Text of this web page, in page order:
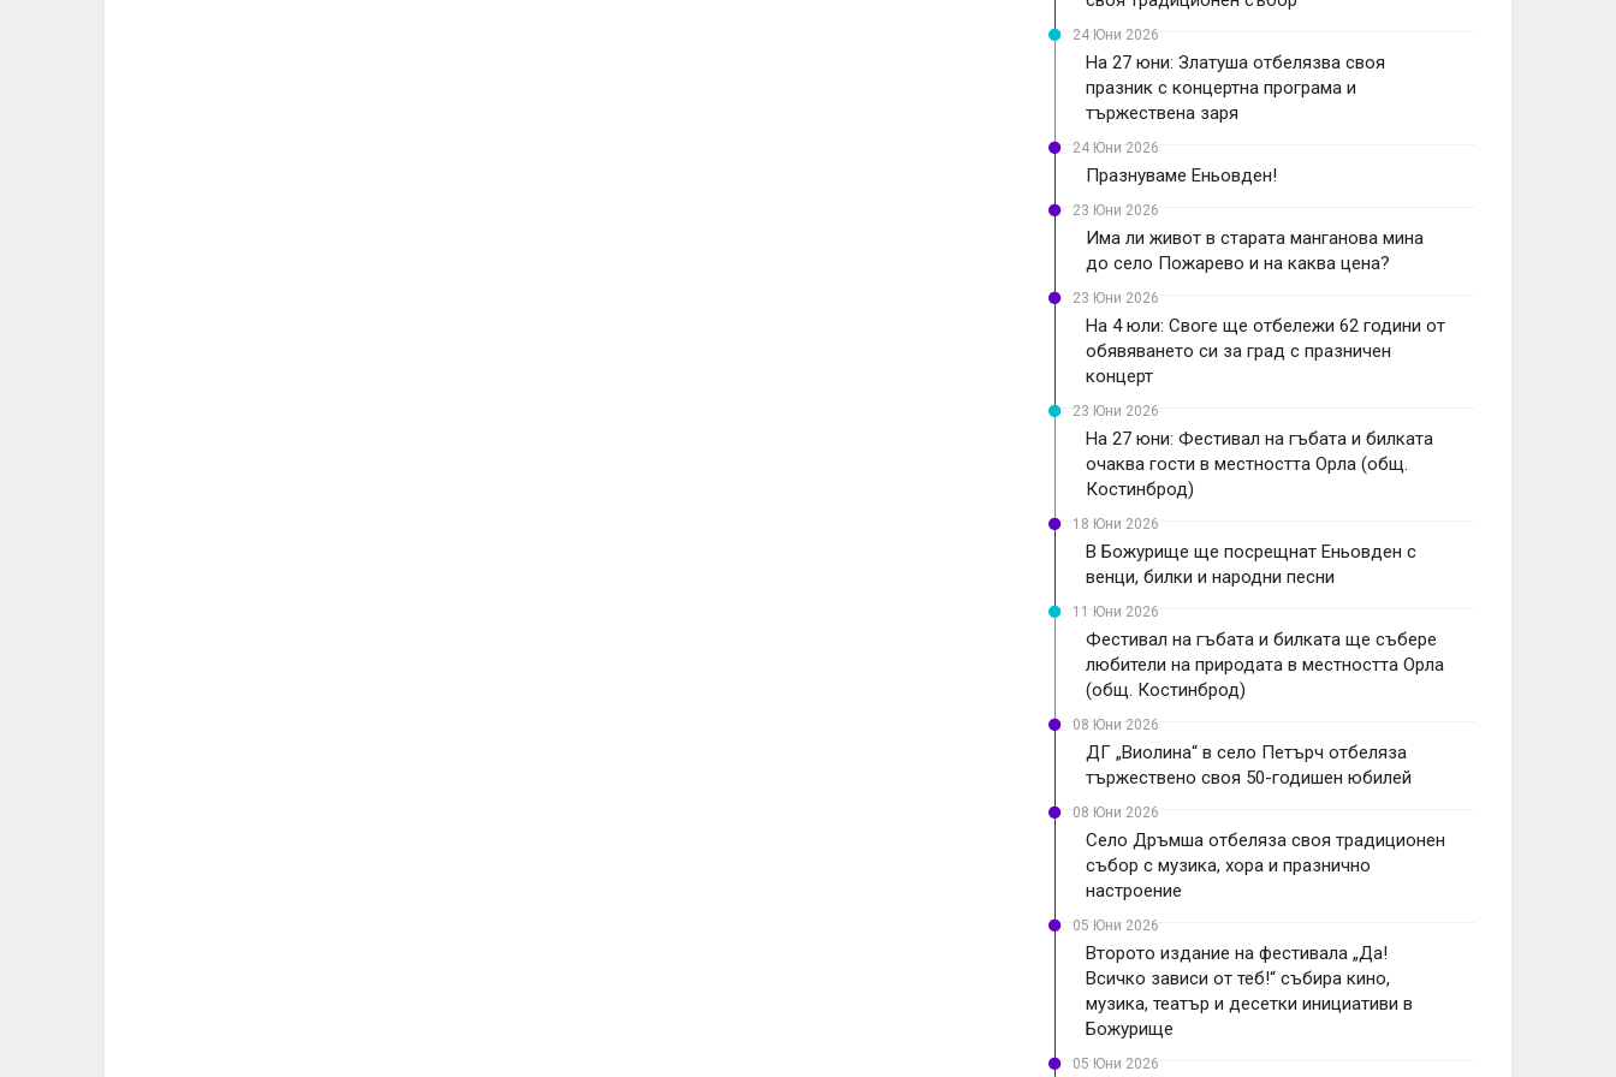
24 Юни 2026
На 27 юни: Златуша отбелязва своя
празник с концертна програма и
тържествена заря
24 Юни 2026
Празнуваме Еньовден!
23 Юни 2026
Има ли живот в старата манганова мина
до село Пожарево и на каква цена?
23 Юни 2026
На 4 юли: Своге ще отбележи 62 години от
обявяването си за град с празничен
концерт
23 Юни 2026
На 27 юни: Фестивал на гъбата и билката
очаква гости в местността Орла (общ.
Костинброд)
18 Юни 2026
В Божурище ще посрещнат Еньовден с
венци, билки и народни песни
11 Юни 2026
Фестивал на гъбата и билката ще събере
любители на природата в местността Орла
(общ. Костинброд)
08 Юни 2026
ДГ „Виолина“ в село Петърч отбеляза
тържествено своя 50-годишен юбилей
08 Юни 2026
Село Дръмша отбеляза своя традиционен
събор с музика, хора и празнично
настроение
05 Юни 2026
Второто издание на фестивала „Да!
Всичко зависи от теб!“ събира кино,
музика, театър и десетки инициативи в
Божурище
05 Юни 2026